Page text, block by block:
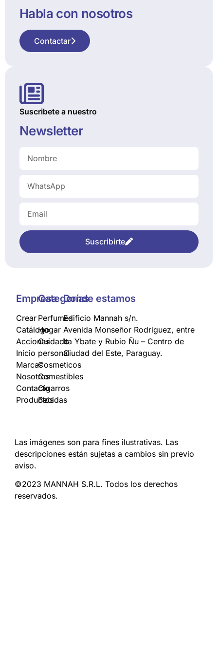
Habla con nosotros
Contactar
Suscribete a nuestro
Newsletter
Suscribirte
Empresa
Crear
Catálogo
Acciones
Inicio
Marcas
Nosotros
Contacto
Productos
Categorías
Perfumes
Hogar
Cuidado
personal
Cosmeticos
Comestibles
Cigarros
Bebidas
Donde estamos
Edificio Mannah s/n.
Avenida Monseñor Rodriguez, entre
Ita Ybate y Rubio Ñu – Centro de
Ciudad del Este, Paraguay.
Las imágenes son para fines ilustrativas. Las
descripciones están sujetas a cambios sin previo
aviso.
©2023 MANNAH S.R.L. Todos los derechos
reservados.